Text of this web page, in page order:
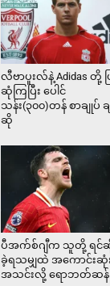
လီဗာပူးလ်နဲ့ Adidas တို့ ပ
ဆုံကြပြီး ပေါင်
သန်း(၃၀၀)တန် စာချုပ်
ဆို
ပီအက်စ်ဂျီက သူတို့ ရင်
ခဲ့ရသမျှထဲ အကောင်းဆုံ
အသင်းလို့ ရောဘတ်ဆ